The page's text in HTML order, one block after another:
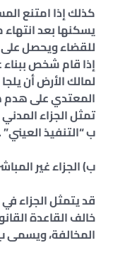
كذلك إذا امتنع
يسكنها بعد انتهاء
للقضاء ويحصل على
إذا قام شخص
لمالك الأرض أن
المعتدي على هدم
تمثل الجزاء
ب “التنفيذ العيني”
ب) الجزاء غير
قد يتمثل الجزاء
خالف القاعدة
المخالفة، ويسمى